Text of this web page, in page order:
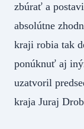
zbúrať a
absolútne
kraji robia tak
ponúknuť aj
uzatvoril
kraja Juraj